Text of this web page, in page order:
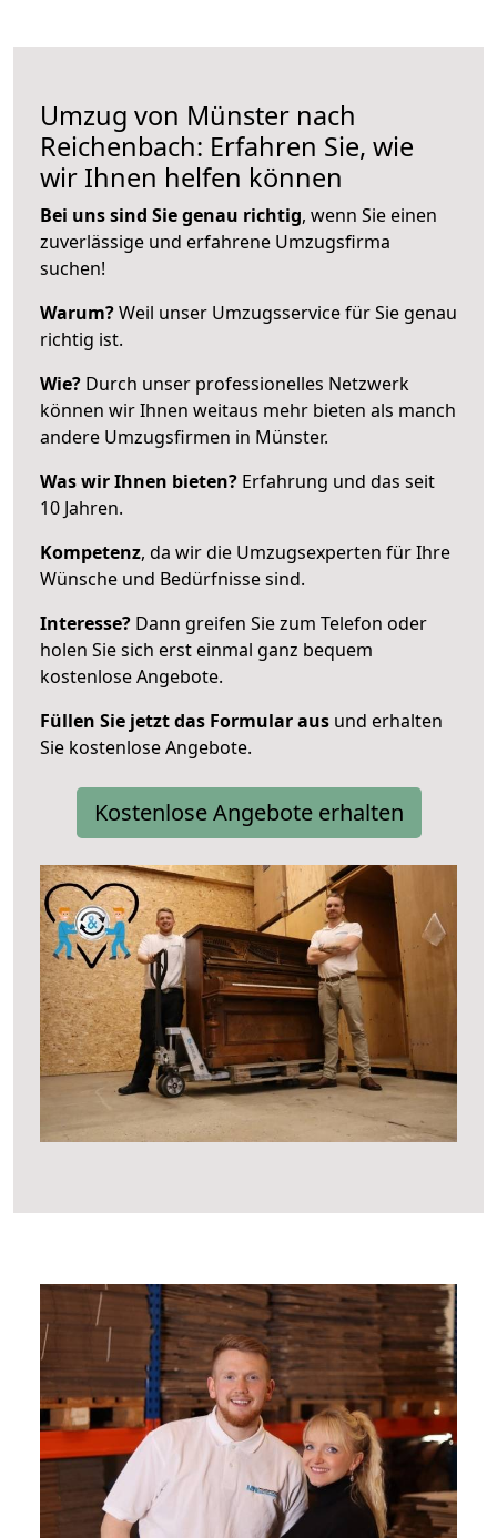
Umzug von Münster nach
Reichenbach: Erfahren Sie, wie
wir Ihnen helfen können
Bei uns sind Sie genau richtig, wenn Sie einen
zuverlässige und erfahrene Umzugsfirma
suchen!
Warum?Weil unser Umzugsservice für Sie genau
richtig ist.
Wie? Durch unser professionelles Netzwerk
können wir Ihnen weitaus mehr bieten als manch
andere Umzugsfirmen in Münster.
Was wir Ihnen bieten? Erfahrung und das seit
10 Jahren.
Kompetenz, da wir die Umzugsexperten für Ihre
Wünsche und Bedürfnisse sind.
Interesse? Dann greifen Sie zum Telefon oder
holen Sie sich erst einmal ganz bequem
kostenlose Angebote.
Füllen Sie jetzt das Formular aus und erhalten
Sie kostenlose Angebote.
Kostenlose Angebote erhalten